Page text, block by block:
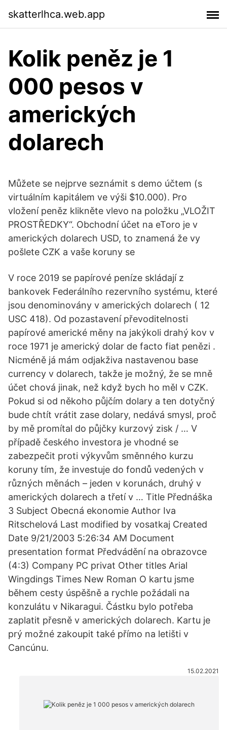
skatterlhca.web.app
Kolik peněz je 1
000 pesos v
amerických
dolarech
Můžete se nejprve seznámit s demo účtem (s
virtuálním kapitálem ve výši $10.000). Pro
vložení peněz klikněte vlevo na položku „VLOŽIT
PROSTŘEDKY“. Obchodní účet na eToro je v
amerických dolarech USD, to znamená že vy
pošlete CZK a vaše koruny se
V roce 2019 se papírové peníze skládají z
bankovek Federálního rezervního systému, které
jsou denominovány v amerických dolarech ( 12
USC 418). Od pozastavení převoditelnosti
papírové americké měny na jakýkoli drahý kov v
roce 1971 je americký dolar de facto fiat penězi .
Nicméně já mám odjakživa nastavenou base
currency v dolarech, takže je možný, že se mně
účet chová jinak, než když bych ho měl v CZK.
Pokud si od někoho půjčím dolary a ten dotyčný
bude chtít vrátit zase dolary, nedává smysl, proč
by mě promítal do půjčky kurzový zisk / … V
případě českého investora je vhodné se
zabezpečit proti výkyvům směnného kurzu
koruny tím, že investuje do fondů vedených v
různých měnách – jeden v korunách, druhý v
amerických dolarech a třetí v … Title Přednáška
3 Subject Obecná ekonomie Author Iva
Ritschelová Last modified by vosatkaj Created
Date 9/21/2003 5:26:34 AM Document
presentation format Předvádění na obrazovce
(4:3) Company PC privat Other titles Arial
Wingdings Times New Roman O kartu jsme
během cesty úspěšně a rychle požádali na
konzulátu v Nikaragui. Částku bylo potřeba
zaplatit přesně v amerických dolarech. Kartu je
prý možné zakoupit také přímo na letišti v
Cancúnu.
15.02.2021